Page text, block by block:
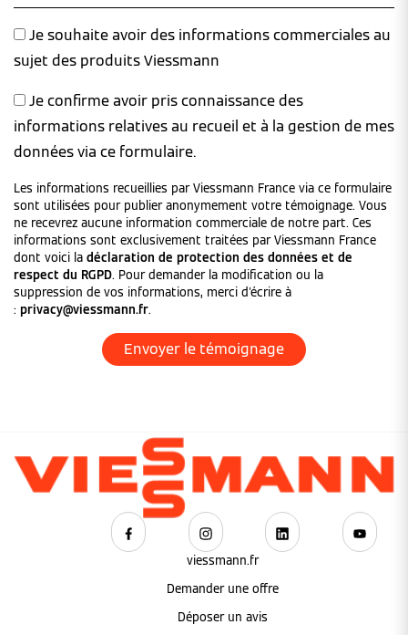
Je souhaite avoir des informations commerciales au
sujet des produits Viessmann
Je confirme avoir pris connaissance des
informations relatives au recueil et à la gestion de mes
données via ce formulaire.
Les informations recueillies par Viessmann France via ce formulaire
sont utilisées pour publier anonymement votre témoignage. Vous
ne recevrez aucune information commerciale de notre part. Ces
informations sont exclusivement traitées par Viessmann France
dont voici la déclaration de protection des données et de
respect du RGPD. Pour demander la modification ou la
suppression de vos informations, merci d'écrire à
: privacy@viessmann.fr.
viessmann.fr
Demander une offre
Déposer un avis